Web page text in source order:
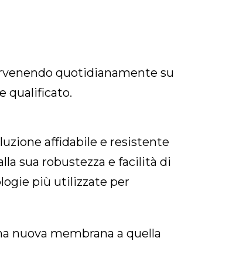
quotidianamente su
qualificato.
affidabile e resistente
sua robustezza e facilità di
più utilizzate per
nuova membrana a quella